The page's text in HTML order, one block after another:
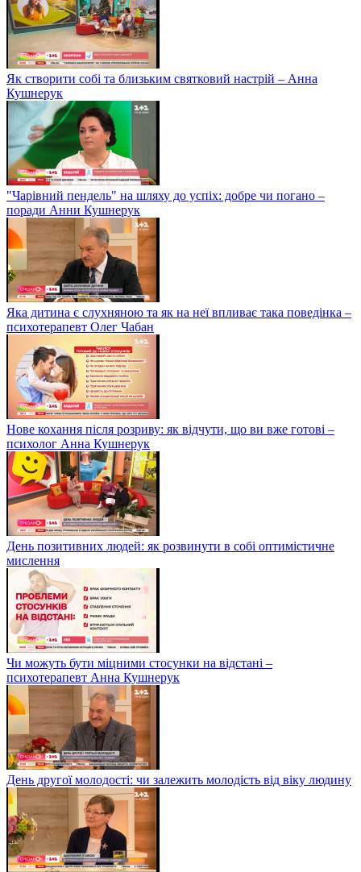
Як створити собі та близьким святковий настрій – Анна
Кушнерук
"Чарівний пендель" на шляху до успіх: добре чи погано –
поради Анни Кушнерук
Яка дитина є слухняною та як на неї впливає така поведінка –
психотерапевт Олег Чабан
Нове кохання після розриву: як відчути, що ви вже готові –
психолог Анна Кушнерук
День позитивних людей: як розвинути в собі оптимістичне
мислення
Чи можуть бути міцними стосунки на відстані –
психотерапевт Анна Кушнерук
День другої молодості: чи залежить молодість від віку людину